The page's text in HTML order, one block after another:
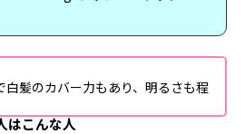
髪のカバー力もあり、明るさも程
はこんな人